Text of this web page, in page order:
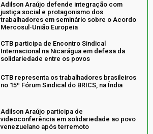
Adilson Araújo defende integração com
justiça social e protagonismo dos
trabalhadores em seminário sobre o Acordo
Mercosul-União Europeia
CTB participa de Encontro Sindical
Internacional na Nicarágua em defesa da
solidariedade entre os povos
CTB representa os trabalhadores brasileiros
no 15º Fórum Sindical do BRICS, na Índia
Adilson Araújo participa de
videoconferência em solidariedade ao povo
venezuelano após terremoto